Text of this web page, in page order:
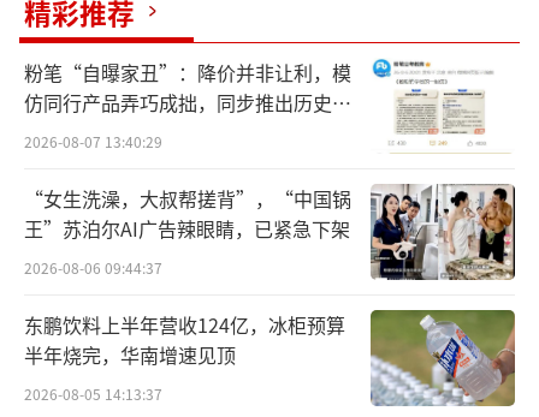
关系，已经不只是"提几次"的差异，而是合作
层级从"供应商"跳到了"资本+联合研发"。
2025年11月首版递表时，华为在招股书里
的角色定位是"智能驾驶、智能座舱、电子电气
架构的解决方案供应商"，华为出技术是既定叙
事，但法律关系是甲方乙方，阿维塔付钱、华
为交方案。
2026年6月新版递表，最大的变量是115亿
入股引望这一笔被正式写进正文。
精彩推荐
粉笔“自曝家丑”：降价并非让利，模
仿同行产品弄巧成拙，同步推出历史学
员退费方案
2026-08-07 13:40:29
“女生洗澡，大叔帮搓背”，“中国锅
王”苏泊尔AI广告辣眼睛，已紧急下架
2026-08-06 09:44:37
东鹏饮料上半年营收124亿，冰柜预算
半年烧完，华南增速见顶
2026-08-05 14:13:37